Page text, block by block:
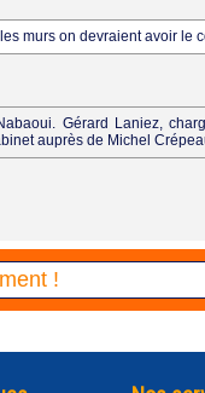
murs on devraient avoir le
Gérard Laniez,
auprès de Michel